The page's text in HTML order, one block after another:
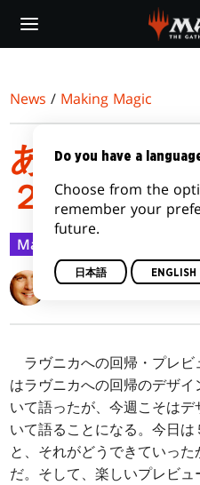
main
News / Making Magic
あの世界へ
２
Making Magic
Mark Rosewater
ラヴニカへの回帰・プレビ
はラヴニカへの回帰のデザ
いて語ったが、今週こそは
いて語ることになる。今日
と、それがどうできていっ
だ。そして、楽しいプレビ
Do you have a
Choose from the
remember your
future.
日本語 ENGLISH